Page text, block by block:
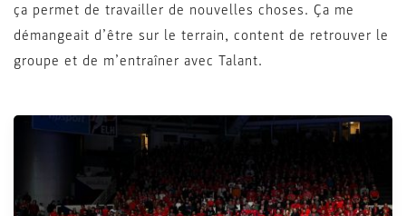
ça permet de travailler de nouvelles choses. Ça me
démangeait d’être sur le terrain, content de retrouver le
groupe et de m’entraîner avec Talant.